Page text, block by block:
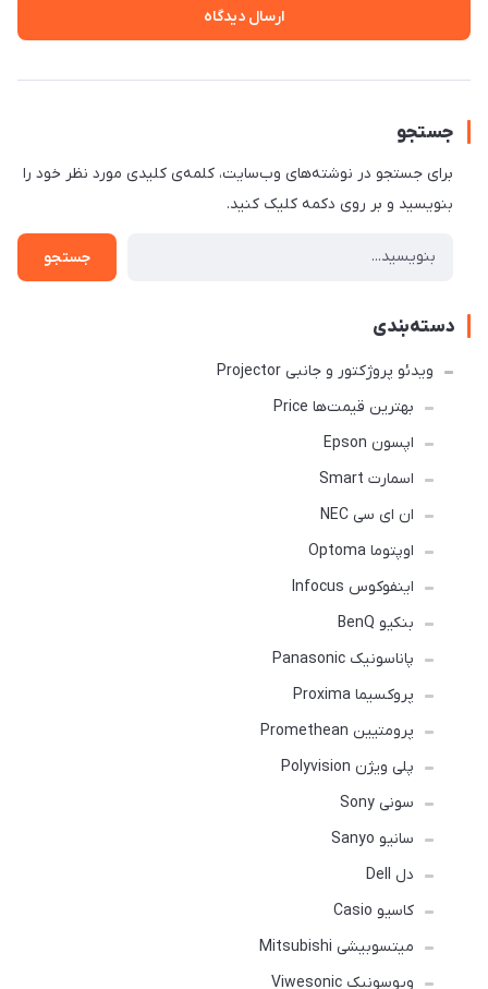
ارسال دیدگاه
جستجو
برای جستجو در نوشته‌های وب‌سایت، کلمه‌ی کلیدی مورد نظر خود را
بنویسید و بر روی دکمه کلیک کنید.
جستجو
دسته‌بندی
ویدئو پروژکتور و جانبی Projector
بهترین قیمت‌ها Price
اپسون Epson
اسمارت Smart
ان ای سی NEC
اوپتوما Optoma
اینفوکوس Infocus
بنکیو BenQ
پاناسونیک Panasonic
پروکسیما Proxima
پرومتیین Promethean
پلی ویژن Polyvision
سونی Sony
سانیو Sanyo
دل Dell
کاسیو Casio
میتسوبیشی Mitsubishi
ویوسونیک Viwesonic